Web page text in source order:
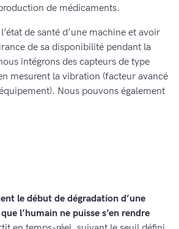
de médicaments.
de santé d’une machine et avoir
de sa disponibilité pendant la
intégrons des capteurs de type
mesurent la vibration (facteur avancé
Nous pouvons également
le début de dégradation d’une
l’humain ne puisse s’en rendre